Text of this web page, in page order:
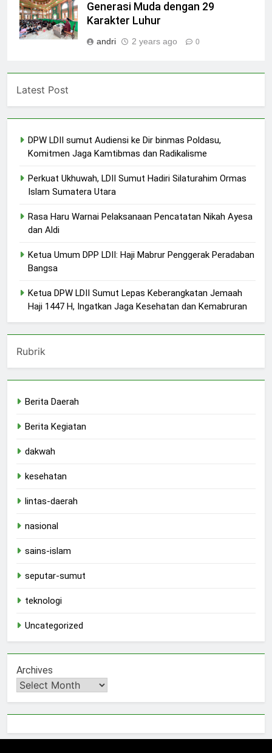
Generasi Muda dengan 29
Karakter Luhur
andri 2 years ago 0
Latest Post
DPW LDII sumut Audiensi ke Dir binmas Poldasu,
Komitmen Jaga Kamtibmas dan Radikalisme
Perkuat Ukhuwah, LDII Sumut Hadiri Silaturahim Ormas
Islam Sumatera Utara
Rasa Haru Warnai Pelaksanaan Pencatatan Nikah Ayesa
dan Aldi
Ketua Umum DPP LDII: Haji Mabrur Penggerak Peradaban
Bangsa
Ketua DPW LDII Sumut Lepas Keberangkatan Jemaah
Haji 1447 H, Ingatkan Jaga Kesehatan dan Kemabruran
Rubrik
Berita Daerah
Berita Kegiatan
dakwah
kesehatan
lintas-daerah
nasional
sains-islam
seputar-sumut
teknologi
Uncategorized
Archives